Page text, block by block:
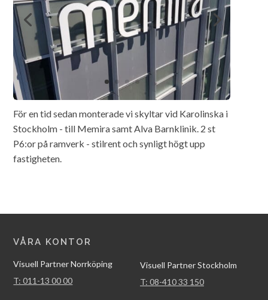
För en tid sedan monterade vi skyltar vid Karolinska i
Stockholm - till Memira samt Alva Barnklinik. 2 st
P6:or på ramverk - stilrent och synligt högt upp
fastigheten.
VÅRA KONTOR
Visuell Partner Norrköping
T: 011-13 00 00
Visuell Partner Stockholm
T: 08-410 33 150